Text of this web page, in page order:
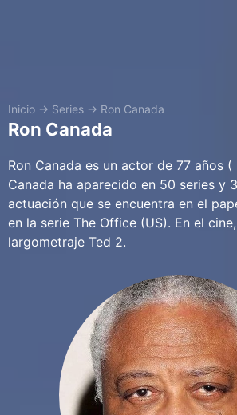
Inicio → Series → Ron Canada
Ron Canada
Ron Canada es un actor de 77 años (
Canada ha aparecido en 50 series y
actuación que se encuentra en el
en la serie The Office (US). En el
largometraje Ted 2.